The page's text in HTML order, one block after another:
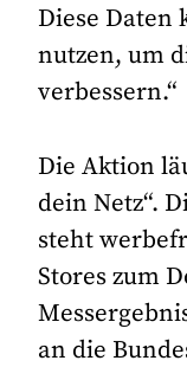
Diese Daten
nutzen, um
verbessern.“
Die Aktion
dein Netz“.
steht
Stores zum
an die